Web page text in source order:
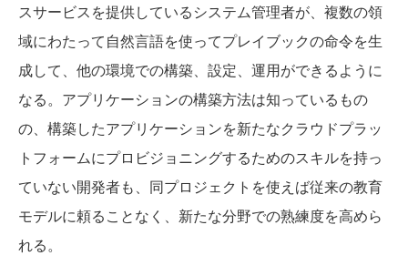
スサービスを提供しているシステム管理者が、複数の領
域にわたって自然言語を使ってプレイブックの命令を生
成して、他の環境での構築、設定、運用ができるように
なる。アプリケーションの構築方法は知っているもの
の、構築したアプリケーションを新たなクラウドプラッ
トフォームにプロビジョニングするためのスキルを持っ
ていない開発者も、同プロジェクトを使えば従来の教育
モデルに頼ることなく、新たな分野での熟練度を高めら
れる。